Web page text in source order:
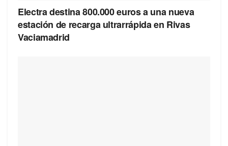
Electra destina 800.000 euros a una nueva
estación de recarga ultrarrápida en Rivas
Vaciamadrid